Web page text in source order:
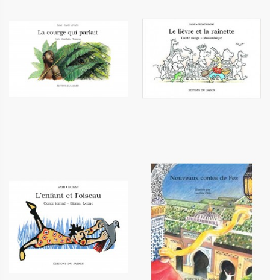
La courge qui parlait
6,10 €
Le lièvre et la rainette
6,10 €
L'enfant et l'oiseau
6,10 €
Nouveaux contes de Fez
12,20 €